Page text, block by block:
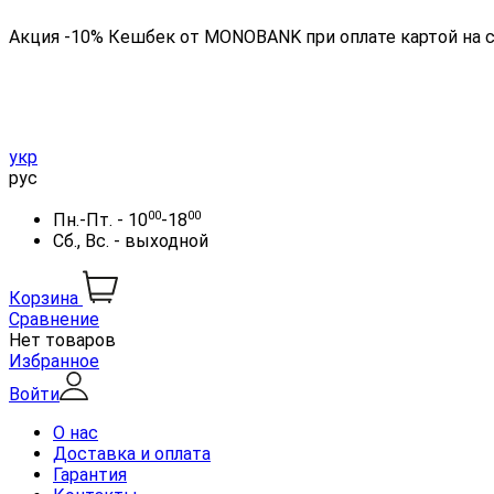
Акция -10% Кешбек от MONOBANK при оплате картой на
укр
рус
Пн.-Пт. - 1000-1800
Сб., Вс. - выходной
Корзина
Сравнение
Нет товаров
Избранное
Войти
О нас
Доставка и оплата
Гарантия